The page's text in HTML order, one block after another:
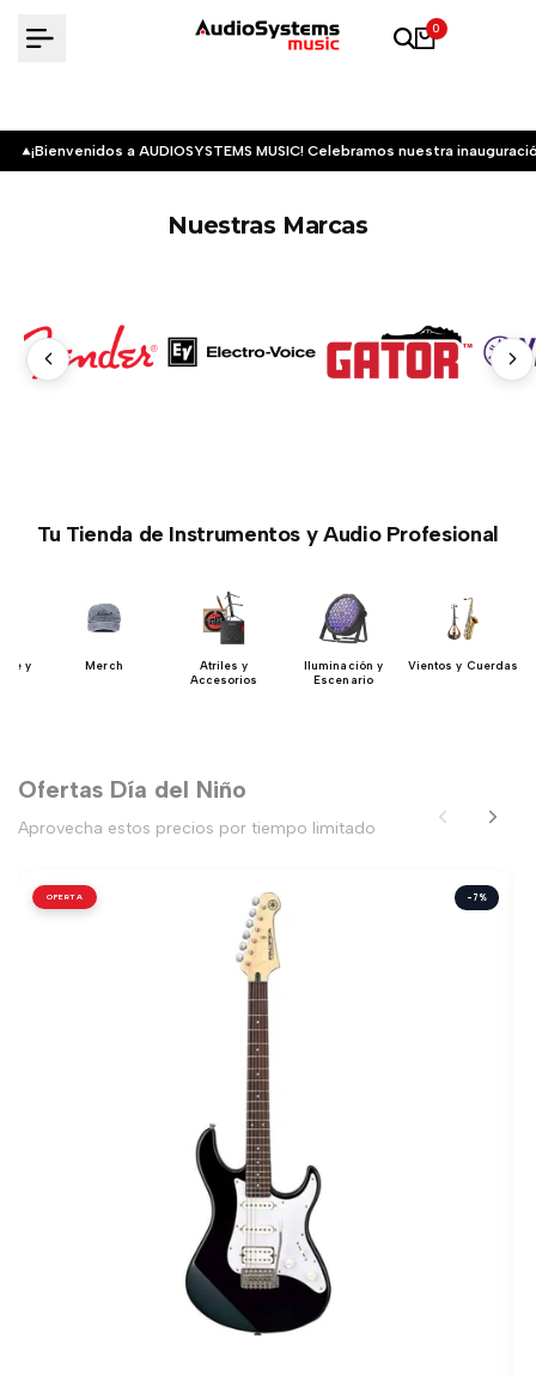
0
¡Bienvenidos a AUDIOSYSTEMS MUSIC! Celebramos nuestra
Nuestras Marcas
Tu Tienda de Instrumentos y Audio Profesional
y
Merch
Atriles y
Accesorios
Iluminación y
Escenario
Vientos y Cuerdas
Ofertas Día del Niño
Aprovecha estos precios por tiempo limitado
OFERTA -7%